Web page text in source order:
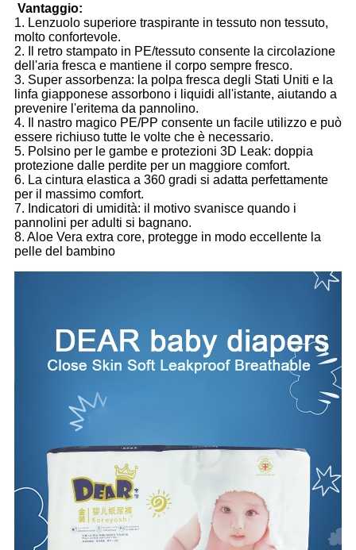
Vantaggio:
1. Lenzuolo superiore traspirante in tessuto non tessuto,
molto confortevole.
2. Il retro stampato in PE/tessuto consente la circolazione
dell'aria fresca e mantiene il corpo sempre fresco.
3. Super assorbenza: la polpa fresca degli Stati Uniti e la
linfa giapponese assorbono i liquidi all'istante, aiutando a
prevenire l'eritema da pannolino.
4. Il nastro magico PE/PP consente un facile utilizzo e può
essere richiuso tutte le volte che è necessario.
5. Polsino per le gambe e protezioni 3D Leak: doppia
protezione dalle perdite per un maggiore comfort.
6. La cintura elastica a 360 gradi si adatta perfettamente
per il massimo comfort.
7. Indicatori di umidità: il motivo svanisce quando i
pannolini per adulti si bagnano.
8. Aloe Vera extra core, protegge in modo eccellente la
pelle del bambino